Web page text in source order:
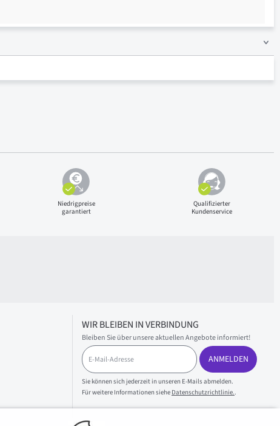
Niedrigpreise
garantiert
Qualifizierter
Kundenservice
WIR BLEIBEN IN VERBINDUNG
Bleiben Sie über unsere aktuellen Angebote informiert!
E
-
M
a
i
l
ANMELDEN
Sie können sich jederzeit in unseren E-Mails abmelden.
Für weitere Informationen siehe Datenschutzrichtlinie..